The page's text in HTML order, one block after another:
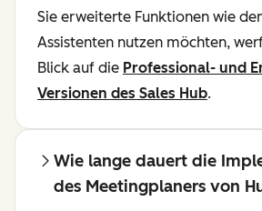
Sie erweiterte Funktionen wie
Assistenten nutzen möchten,
Blick auf die Professional- und
Versionen des Sales Hub.
Wie lange dauert die
des Meetingplaners von